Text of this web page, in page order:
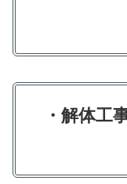
・解体工